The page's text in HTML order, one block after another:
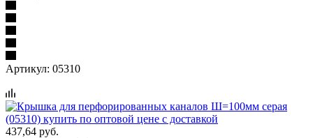
Артикул: 05310
437,64 руб.